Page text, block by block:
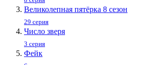
Великолепная пятёрка 8 сезон
29 серия
Число зверя
3 серия
Фейк